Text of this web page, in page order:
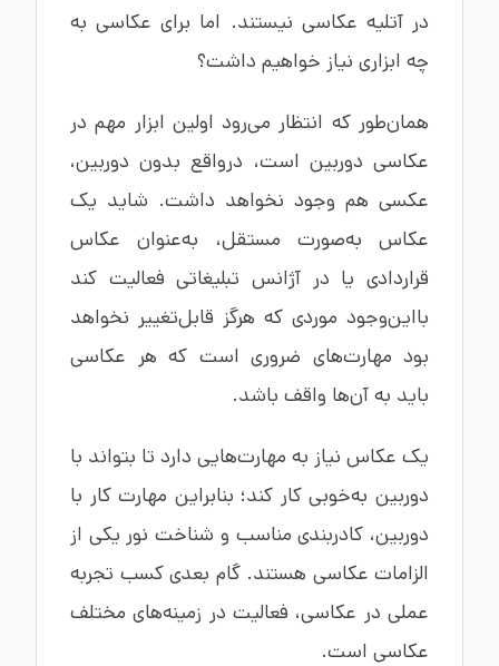
در آتلیه عکاسی نیستند. اما برای عکاسی به
چه ابزاری نیاز خواهیم داشت؟
همان‌طور که انتظار می‌رود اولین ابزار مهم در
عکاسی دوربین است، درواقع بدون دوربین،
عکسی هم وجود نخواهد داشت. شاید یک
عکاس به‌صورت مستقل، به‌عنوان عکاس
قراردادی یا در آژانس تبلیغاتی فعالیت کند
بااین‌وجود موردی که هرگز قابل‌تغییر نخواهد
بود مهارت‌های ضروری است که هر عکاسی
باید به آن‌ها واقف باشد.
یک عکاس نیاز به مهارت‌هایی دارد تا بتواند با
دوربین به‌خوبی کار کند؛ بنابراین مهارت کار با
دوربین، کادربندی مناسب و شناخت نور یکی از
الزامات عکاسی هستند. گام بعدی کسب تجربه
عملی در عکاسی، فعالیت در زمینه‌های مختلف
عکاسی است.